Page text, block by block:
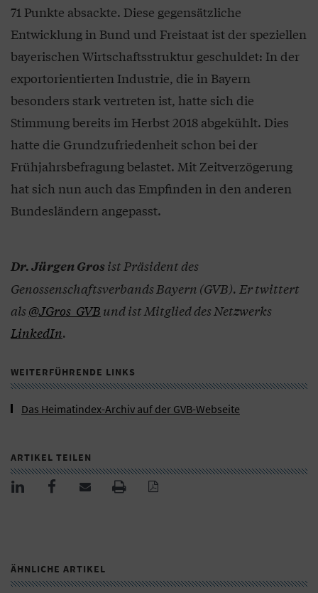
71 Punkte absackte. Diese gegensätzliche
Entwicklung in Bund und Freistaat ist der speziellen
bayerischen Wirtschaftsstruktur geschuldet: In der
exportorientierten Industrie, die in Bayern
besonders stark vertreten ist, hatte sich die
Stimmung bereits im Herbst 2018 abgekühlt. Dies
hatte die Grundzufriedenheit schon bei der
Frühjahrsbefragung belastet. Mit Zeitverzögerung
hat sich nun auch das Empfinden in den anderen
Bundesländern angepasst.
Dr. Jürgen Gros ist Präsident des
Genossenschaftsverbands Bayern (GVB). Er twittert
als@JGros_GVB und ist Mitglied des Netzwerks
LinkedIn.
WEITERFÜHRENDE LINKS
Das Heimatindex-Archiv auf der GVB-Webseite
ARTIKEL TEILEN
ÄHNLICHE ARTIKEL